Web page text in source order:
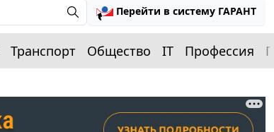
Перейти в систему ГАРАНТ
Транспорт Общество IT Профессия